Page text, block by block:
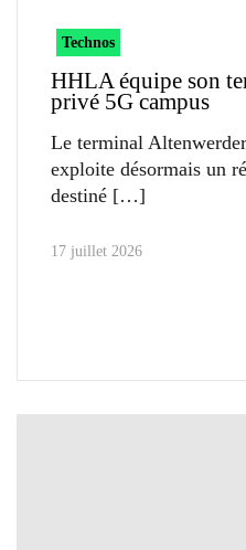
Technos
HHLA équipe son
privé 5G campus
Le terminal
exploite désormais un
destiné
17 juillet 2026